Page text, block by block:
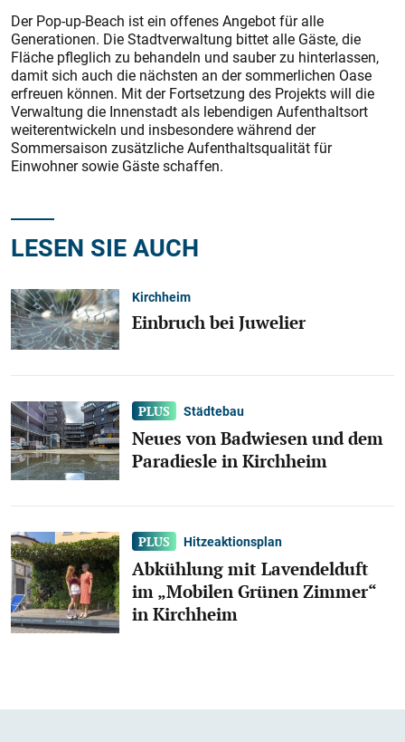
Der Pop-up-Beach ist ein offenes Angebot für alle
Generationen. Die Stadtverwaltung bittet alle Gäste, die
Fläche pfleglich zu behandeln und sauber zu hinterlassen,
damit sich auch die nächsten an der sommerlichen Oase
erfreuen können. Mit der Fortsetzung des Projekts will die
Verwaltung die Innenstadt als lebendigen Aufenthaltsort
weiterentwickeln und insbesondere während der
Sommersaison zusätzliche Aufenthaltsqualität für
Einwohner sowie Gäste schaffen.
LESEN SIE AUCH
Kirchheim
Einbruch bei Juwelier
Städtebau
Neues von Badwiesen und dem
Paradiesle in Kirchheim
Hitzeaktionsplan
Abkühlung mit Lavendelduft
im „Mobilen Grünen Zimmer“
in Kirchheim